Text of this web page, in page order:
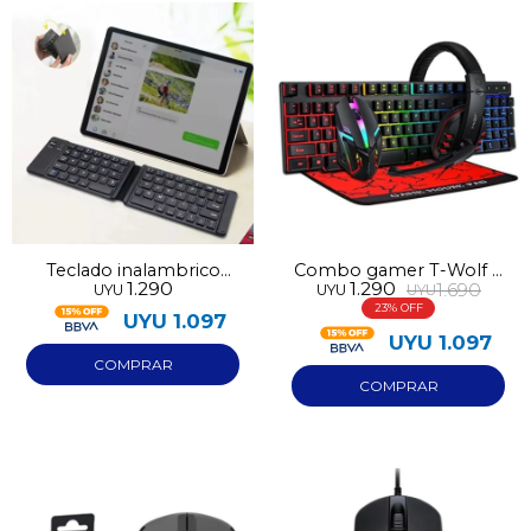
Teclado inalambrico
plegable FK1000
UYU 1.290
UYU 1.097
Combo gamer T-Wolf 4
en 1
UYU 1.290 UYU1.690
23
UYU 1.097